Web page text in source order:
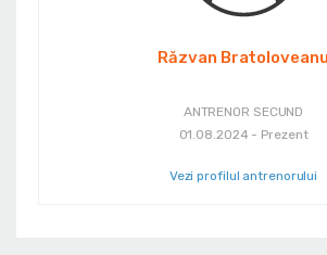
Răzvan Bratoloveanu
ANTRENOR SECUND
01.08.2024 - Prezent
Vezi profilul antrenorului